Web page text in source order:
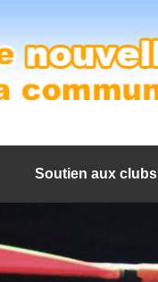
Soutien aux clubs